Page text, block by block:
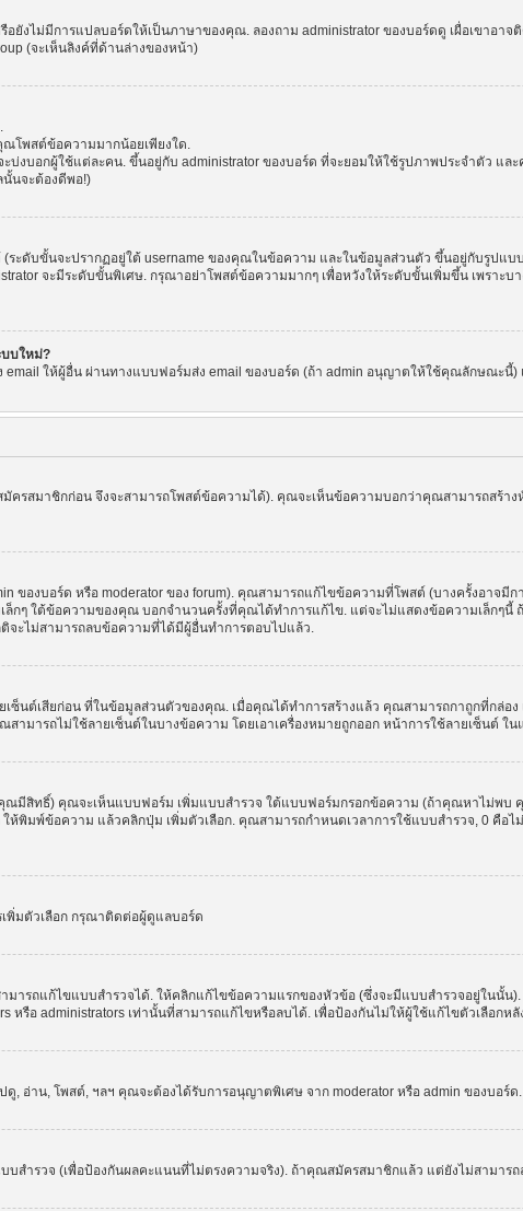
ยังไม่มีการแปลบอร์ดให้เป็นภาษาของคุณ. ลองถาม administrator ของบอร์ดดู เผื่อเขาอ
(จะเห็นลิงค์ที่ด้านล่างของหน้า)
โพสต์ข้อความมากน้อยเพียงใด.
งบอกผู้ใช้แต่ละคน. ขึ้นอยู่กับ administrator ของบอร์ด ที่จะยอมให้ใช้รูปภาพประจำตัว แล
นั้นจะต้องดีพอ!)
ะดับขั้นจะปรากฏอยู่ใต้ username ของคุณในข้อความ และในข้อมูลส่วนตัว ขึ้นอยู่กับรูปแ
จะมีระดับขั้นพิเศษ. กรุณาอย่าโพสต์ข้อความมากๆ เพื่อหวังให้ระดับขั้นเพิ่มขึ้น เพราะ
บบใหม่?
ให้ผู้อื่น ผ่านทางแบบฟอร์มส่ง email ของบอร์ด (ถ้า admin อนุญาตให้ใช้คุณลักษณะนี้)
รสมาชิกก่อน จึงจะสามารถโพสต์ข้อความได้). คุณจะเห็นข้อความบอกว่าคุณสามารถสร้า
ของบอร์ด หรือ moderator ของ forum). คุณสามารถแก้ไขข้อความที่โพสต์ (บางครั้งอาจมี
ใต้ข้อความของคุณ บอกจำนวนครั้งที่คุณได้ทำการแก้ไข. แต่จะไม่แสดงข้อความเล็กๆนี้ ถ้
จะไม่สามารถลบข้อความที่ได้มีผู้อื่นทำการตอบไปแล้ว.
นต์เสียก่อน ที่ในข้อมูลส่วนตัวของคุณ. เมื่อคุณได้ทำการสร้างแล้ว คุณสามารถกาถูกที่กล่อ
มารถไม่ใช้ลายเซ็นต์ในบางข้อความ โดยเอาเครื่องหมายถูกออก หน้าการใช้ลายเซ็นต์ ใ
มีสิทธิ์) คุณจะเห็นแบบฟอร์ม เพิ่มแบบสำรวจ ใต้แบบฟอร์มกรอกข้อความ (ถ้าคุณหาไม่พบ
ให้พิมพ์ข้อความ แล้วคลิกปุ่ม เพิ่มตัวเลือก. คุณสามารถกำหนดเวลาการใช้แบบสำรวจ, 0 คือ
พิ่มตัวเลือก กรุณาติดต่อผู้ดูแลบอร์ด
ารถแก้ไขแบบสำรวจได้. ให้คลิกแก้ไขข้อความแรกของหัวข้อ (ซึ่งจะมีแบบสำรวจอยู่ในนั้น
หรือ administrators เท่านั้นที่สามารถแก้ไขหรือลบได้. เพื่อป้องกันไม่ให้ผู้ใช้แก้ไขตัวเลือกห
, อ่าน, โพสต์, ฯลฯ คุณจะต้องได้รับการอนุญาตพิเศษ จาก moderator หรือ admin ของบอ
สำรวจ (เพื่อป้องกันผลคะแนนที่ไม่ตรงความจริง). ถ้าคุณสมัครสมาชิกแล้ว แต่ยังไม่สามา